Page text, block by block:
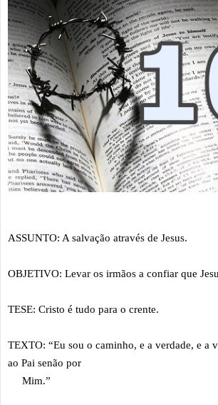
ASSUNTO: A salvação através de Jesus.
OBJETIVO: Levar os irmãos a confiar que
TESE: Cristo é tudo para o crente.
TEXTO: “Eu sou o caminho, e a verdade, e a
ao Pai senão por
Mim.”